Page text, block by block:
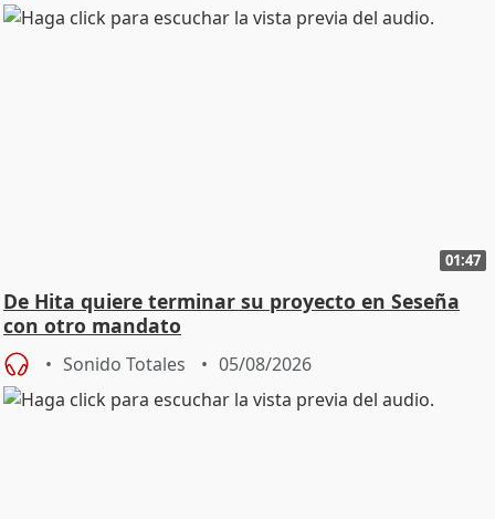
01:47
De Hita quiere terminar su proyecto en Seseña
con otro mandato
Sonido Totales 05/08/2026